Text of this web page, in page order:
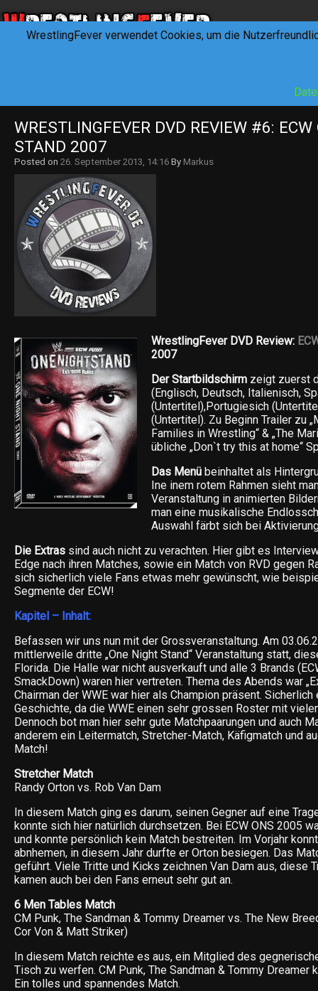
WRESTLINGFEVER DVD REVIEW #6:
STAND 2007
Posted on 26. September 2013, 14:16 By Markus
WrestlingFever DVD Review:
2007
Der Startbildschirm zeigt zuerst
(Englisch, Deutsch, Italienisch,
(Untertitel),Portugiesich
(Untertitel). Zu Beginn Trailer zu
Families in Wrestling“ & „The
übliche „Don`t try this at home“
Das Menü beinhaltet als
Ine inem rotem Rahmen sieht
Veranstaltung in animierten
man eine musikalische
Auswahl färbt sich bei
Die Extras sind auch nicht zu verachten. Hier gibt es
Edge nach ihren Matches, sowie ein Match von RVD gegen
sich sicherlich viele Fans etwas mehr gewünscht, wie
Segmente der ECW!
Kapitel – Inhalt:
Befassen wir uns nun mit der Grossveranstaltung. Am
mittlerweile dritte „One Night Stand“ Veranstaltung statt,
Florida. Die Halle war nicht ausverkauft und alle 3 Brands
SmackDown) waren hier vertreten. Thema des Abends war
Chairman der WWE war hier als Champion präsent.
Geschichte, da die WWE einen sehr grossen Roster mit
Dennoch bot man hier sehr gute Matchpaarungen und auch
anderem ein Leitermatch, Stretcher-Match, Käfigmatch und
Match!
Stretcher Match
Randy Orton vs. Rob Van Dam
In diesem Match ging es darum, seinen Gegner auf eine
konnte sich hier natürlich durchsetzen. Bei ECW ONS 2005
und konnte persönlich kein Match bestreiten. Im Vorjahr
abnhemen, in diesem Jahr durfte er Orton besiegen. Das
geführt. Viele Tritte und Kicks zeichnen Van Dam aus, diese
kamen auch bei den Fans erneut sehr gut an.
6 Men Tables Match
CM Punk, The Sandman & Tommy Dreamer vs. The New
Cor Von & Matt Striker)
In diesem Match reichte es aus, ein Mitglied des
Tisch zu werfen. CM Punk, The Sandman & Tommy Dreamer
Ein tolles und spannendes Match.
WrestlingFever verwendet Cookies, um die